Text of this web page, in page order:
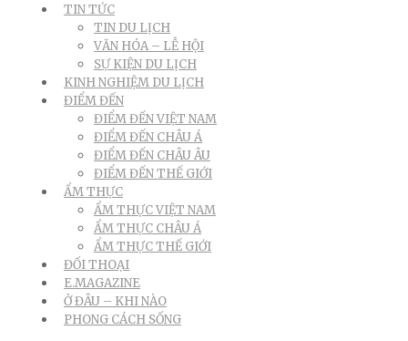
TIN TỨC
TIN DU LỊCH
VĂN HÓA – LỄ HỘI
SỰ KIỆN DU LỊCH
KINH NGHIỆM DU LỊCH
ĐIỂM ĐẾN
ĐIỂM ĐẾN VIỆT NAM
ĐIỂM ĐẾN CHÂU Á
ĐIỂM ĐẾN CHÂU ÂU
ĐIỂM ĐẾN THẾ GIỚI
ẨM THỰC
ẨM THỰC VIỆT NAM
ẨM THỰC CHÂU Á
ẨM THỰC THẾ GIỚI
ĐỐI THOẠI
E.MAGAZINE
Ở ĐÂU – KHI NÀO
PHONG CÁCH SỐNG